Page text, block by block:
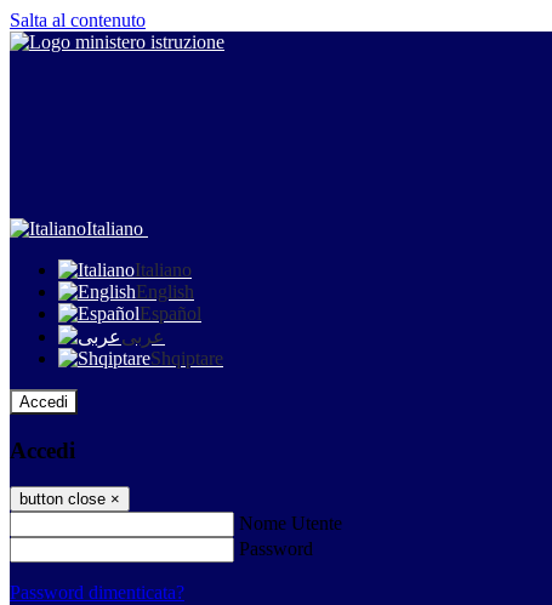
Salta al contenuto
Italiano
Italiano
English
Español
عربى
Shqiptare
Accedi
Accedi
button close ×
Nome Utente
Password
Password dimenticata?